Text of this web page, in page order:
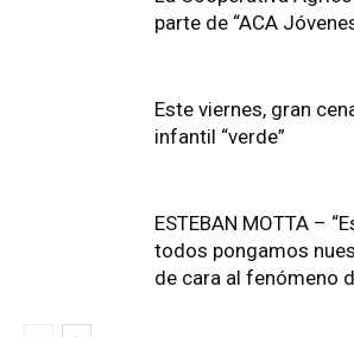
parte de “ACA
Este viernes, gran
infantil “verde”
ESTEBAN MOTTA –
todos pongamos
de cara al fenómeno